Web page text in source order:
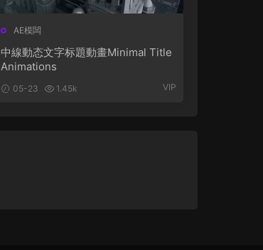
AE模闆
中線動态文字标題動畫Minimal Title
Animations
05-23 1.45k VIP